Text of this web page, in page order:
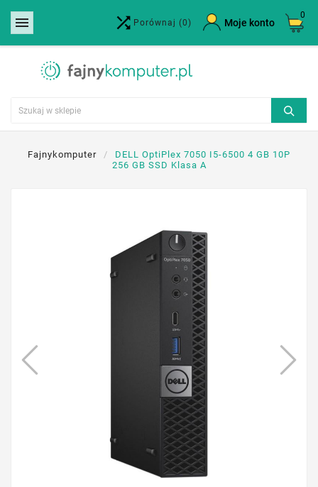
  Porównaj (0) Moje konto
0
Fajnykomputer
DELL OptiPlex 7050 I5-6500 4 GB 10P
256 GB SSD Klasa A
Utwórz listę życzeń ×
Nazwa listy życzeń
Anuluj Utwórz listę życzeń